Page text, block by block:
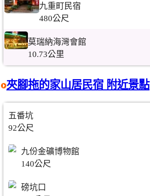
九重町民宿
480公尺
莫瑞納海灣會館
10.73公里
夾腳拖的家山居民宿 附近景點
五番坑
92公尺
九份金礦博物館
140公尺
磅坑口